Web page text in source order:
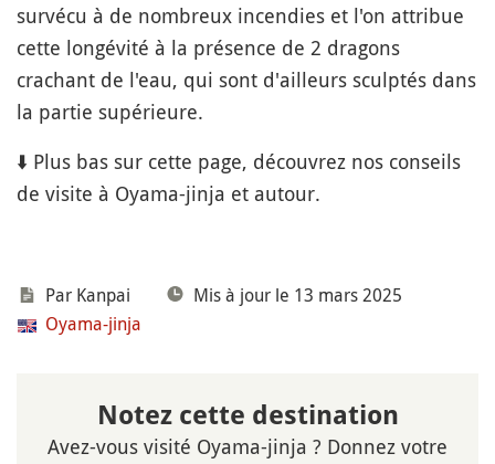
survécu à de nombreux incendies et l'on attribue
cette longévité à la présence de 2 dragons
crachant de l'eau, qui sont d'ailleurs sculptés dans
la partie supérieure.
⬇️ Plus bas sur cette page, découvrez nos conseils
de visite à Oyama-jinja et autour.
Par Kanpai
Mis à jour le 13 mars 2025
Oyama-jinja
Notez cette destination
Avez-vous visité Oyama-jinja ? Donnez votre